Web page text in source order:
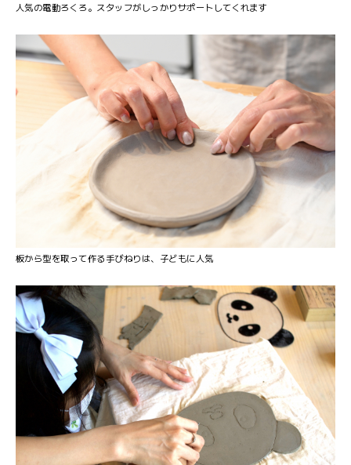
人気の電動ろくろ。スタッフがしっかりサポートしてくれます
板から型を取って作る手びねりは、子どもに人気